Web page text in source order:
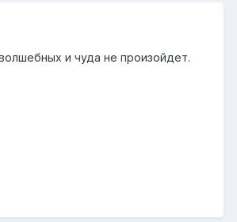
и чуда не произойдет.